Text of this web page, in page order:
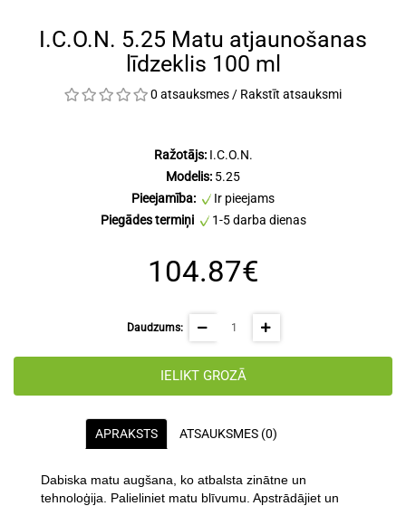
I.C.O.N. 5.25 Matu atjaunošanas
līdzeklis 100 ml
0 atsauksmes / Rakstīt atsauksmi
Ražotājs: I.C.O.N.
Modelis: 5.25
Pieejamība:
Ir pieejams
Piegādes termiņi
1-5 darba dienas
104.87€
Daudzums:
IELIKT GROZĀ
APRAKSTS ATSAUKSMES (0)
Dabiska matu augšana, ko atbalsta zinātne un
tehnoloģija. Palieliniet matu blīvumu. Apstrādājiet un